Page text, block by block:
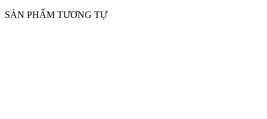
SẢN PHẨM TƯƠNG TỰ